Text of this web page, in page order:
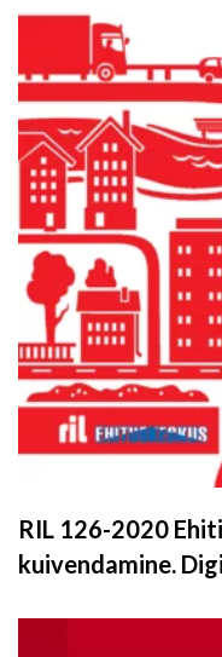
RIL 126-2020
kuivendamine.